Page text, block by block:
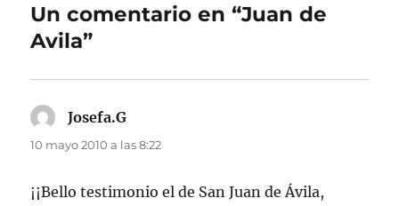
Un comentario en “Juan de
Avila”
Josefa.G
10 mayo 2010 a las 8:22
¡¡Bello testimonio el de San Juan de Ávila,